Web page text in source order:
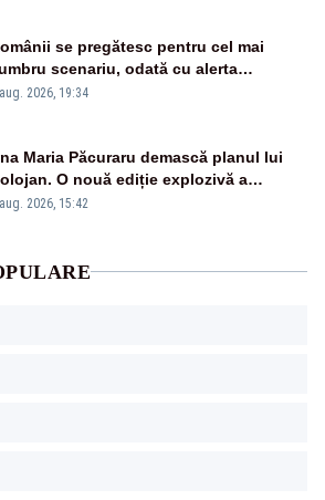
se pregătesc pentru cel mai
scenariu, odată cu alerta
2026, 19:34
Maria Păcuraru demască planul lui
O nouă ediție explozivă a
„Miza Zilei” la Realitatea PLUS
2026, 15:42